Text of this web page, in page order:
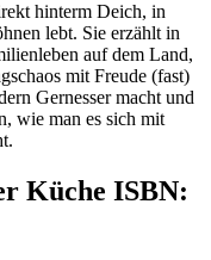
hinterm Deich, in
lebt. Sie erzählt in
auf dem Land,
mit Freude (fast)
Gernesser macht und
wie man es sich mit
Küche ISBN: